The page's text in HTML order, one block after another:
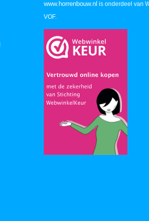
www.horrenbouw.nl is onderdeel van
VOF.